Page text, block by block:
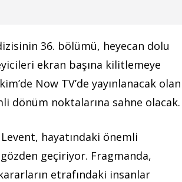
36. bölümü, heyecan dolu
ekran başına kilitlemeye
Now TV’de yayınlanacak olan
dönüm noktalarına sahne olacak.
Levent, hayatındaki önemli
geçiriyor. Fragmanda,
kararların etrafındaki insanlar